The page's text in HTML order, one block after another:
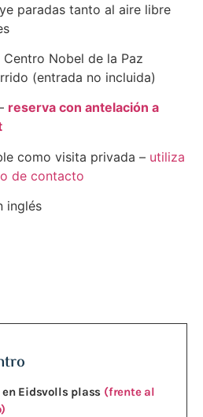
paradas tanto al aire libre
Nobel de la Paz
(entrada no incluida)
reserva con antelación a
como visita privada – utiliza
de contacto
inglés
Eidsvolls plass (frente al